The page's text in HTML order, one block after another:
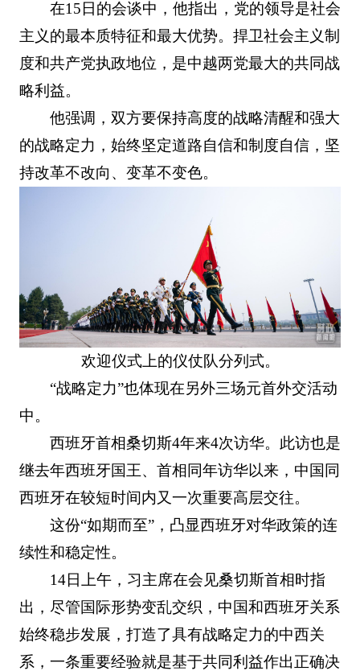
在15日的会谈中，他指出，党的领导是社会
主义的最本质特征和最大优势。捍卫社会主义制
度和共产党执政地位，是中越两党最大的共同战
略利益。
他强调，双方要保持高度的战略清醒和强大
的战略定力，始终坚定道路自信和制度自信，坚
持改革不改向、变革不变色。
欢迎仪式上的仪仗队分列式。
“战略定力”也体现在另外三场元首外交活动
中。
西班牙首相桑切斯4年来4次访华。此访也是
继去年西班牙国王、首相同年访华以来，中国同
西班牙在较短时间内又一次重要高层交往。
这份“如期而至”，凸显西班牙对华政策的连
续性和稳定性。
14日上午，习主席在会见桑切斯首相时指
出，尽管国际形势变乱交织，中国和西班牙关系
始终稳步发展，打造了具有战略定力的中西关
系，一条重要经验就是基于共同利益作出正确决